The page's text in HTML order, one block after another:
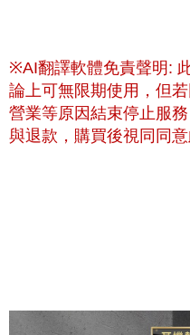
※AI翻譯軟體免責聲明:
論上可無限期使用，但
營業等原因結束停止服
與退款，購買後視同同意